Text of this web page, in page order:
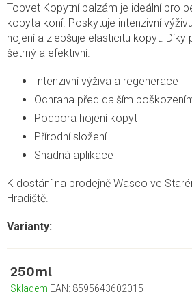
Topvet Kopytní balzám je ideální pro
kopyta koní. Poskytuje intenzivní
hojení a zlepšuje elasticitu kopyt. Díky
šetrný a efektivní.
Intenzivní výživa a regenerace
Ochrana před dalším
Podpora hojení kopyt
Přírodní složení
Snadná aplikace
K dostání na prodejně Wasco ve
Hradiště.
250ml
Skladem EAN: 8595643602015